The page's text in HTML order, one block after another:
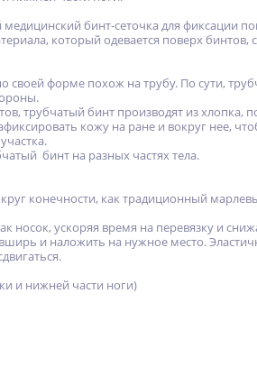
бинт-сеточка для фиксации
который одевается поверх
своей форме похож на трубу. По сути,
трубчатый бинт производят из хлопка,
кожу на ране и вокруг нее,
бинт на разных частях тела.
конечности, как традиционный
носок, ускоряя время на перевязку и
и наложить на нужное место.
и нижней части ноги)